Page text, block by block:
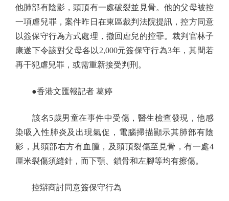
他肺部有陰影，頭頂有一處破裂並見骨。他的父母被控
一項虐兒罪，案件昨日在東區裁判法院提訊，控方同意
以簽保守行為方式處理，撤回虐兒的控罪。裁判官林子
康遂下令該對父母各以2,000元簽保守行為3年，其間若
再干犯虐兒罪，或需重新接受判刑。
●香港文匯報記者 葛婷
該名5歲男童在事件中受傷，醫生檢查發現，他感
染吸入性肺炎及出現氣促，電腦掃描顯示其肺部有陰
影，其頭部右方有血腫，及頭頂裂傷至見骨，有一處4
厘米裂傷須縫針，而下顎、鎖骨和左腳等均有擦傷。
控辯商討同意簽保守行為